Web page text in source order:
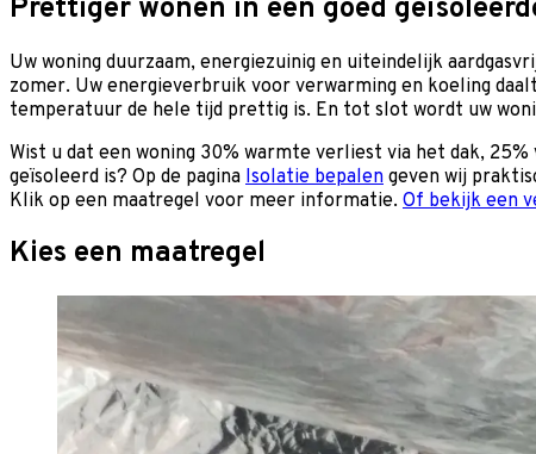
Prettiger wonen in een goed
Uw woning duurzaam, energiezuinig en uiteindelijk
zomer. Uw energieverbruik voor verwarming en koeling
temperatuur de hele tijd prettig is. En tot slot wordt uw
Wist u dat een woning 30% warmte verliest via het dak,
geïsoleerd is? Op de pagina Isolatie bepalen geven wij
Klik op een maatregel voor meer informatie. Of bekijk een
Kies een maatregel